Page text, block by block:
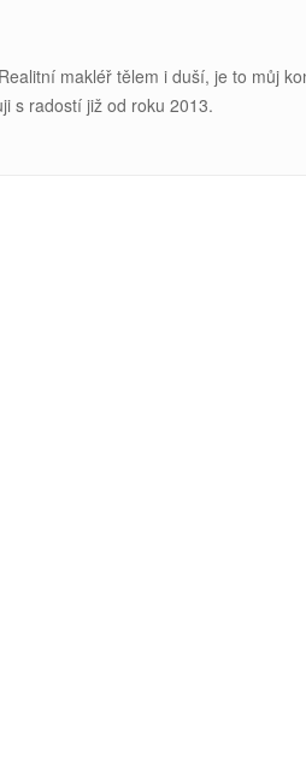
makléř tělem i duší, je to můj
s radostí již od roku 2013.